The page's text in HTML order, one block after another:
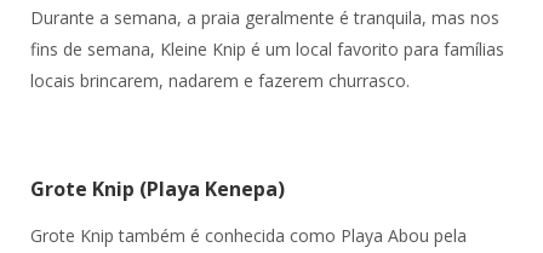
Durante a semana, a praia geralmente é tranquila, mas nos
fins de semana, Kleine Knip é um local favorito para famílias
locais brincarem, nadarem e fazerem churrasco.
Grote Knip (Playa Kenepa)
Grote Knip também é conhecida como Playa Abou pela